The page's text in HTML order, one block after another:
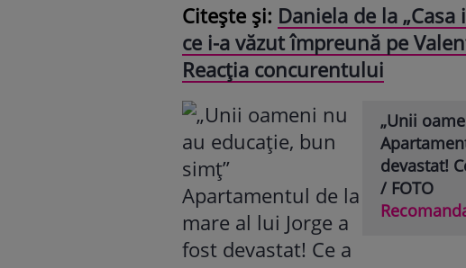
Citește și: Daniela de la
ce i-a văzut împreună pe
Reacția concurentului
„Unii
devastat!
/ FOTO